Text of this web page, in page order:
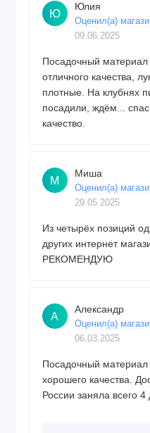
Ю
Юлия
Оценил(а)
09.06.2025
Посадочный
отличного качества,
плотные. На клубнях
посадили, ждём...
качество.
М
Миша
Оценил(а)
29.05.2025
Из четырёх позиций
других интернет
РЕКОМЕНДУЮ
А
Александр
Оценил(а)
06.03.2025
Посадочный
хорошего качества.
России заняла всего 4